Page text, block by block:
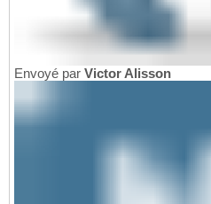
Envoyé par Victor Alisson